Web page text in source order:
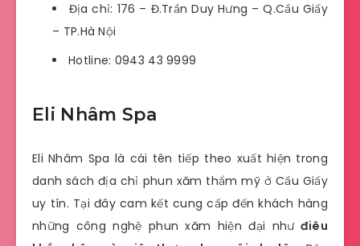
Địa chỉ: 176 – Đ.Trần Duy Hưng – Q.Cầu Giấy
– TP.Hà Nội
Hotline: 0943 43 9999
Eli Nhâm Spa
Eli Nhâm Spa là cái tên tiếp theo xuất hiện trong
danh sách địa chỉ phun xăm thẩm mỹ ở Cầu Giấy
uy tín. Tại đây cam kết cung cấp đến khách hàng
những công nghệ phun xăm hiện đại nhưđiêu